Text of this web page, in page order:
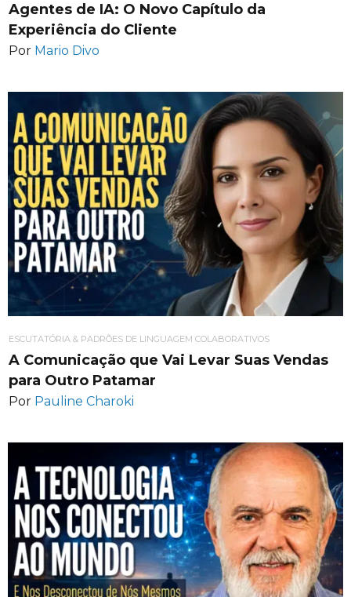
Agentes de IA: O Novo Capítulo da
Experiência do Cliente
Por Mario Divo
ESCUTATÓRIA & PADRÕES DE LINGUAGEM COLABORATIVOS
A Comunicação que Vai Levar Suas Vendas
para Outro Patamar
Por Pauline Charoki